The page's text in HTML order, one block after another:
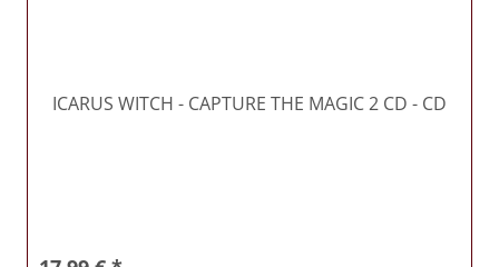
ICARUS WITCH - CAPTURE THE MAGIC 2 CD - CD